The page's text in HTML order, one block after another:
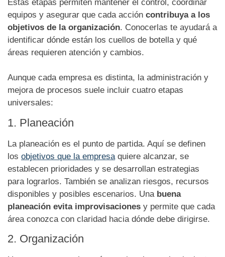
Estas etapas permiten mantener el control, coordinar
equipos y asegurar que cada acción contribuya a los
objetivos de la organización. Conocerlas te ayudará a
identificar dónde están los cuellos de botella y qué
áreas requieren atención y cambios.
Aunque cada empresa es distinta, la administración y
mejora de procesos suele incluir cuatro etapas
universales:
1. Planeación
La planeación es el punto de partida. Aquí se definen
los objetivos que la empresa quiere alcanzar, se
establecen prioridades y se desarrollan estrategias
para lograrlos. También se analizan riesgos, recursos
disponibles y posibles escenarios. Una buena
planeación evita improvisaciones y permite que cada
área conozca con claridad hacia dónde debe dirigirse.
2. Organización